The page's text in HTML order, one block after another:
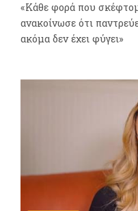
«Κάθε φορά που
ανακοίνωσε ότι
ακόμα δεν έχει φύγει»